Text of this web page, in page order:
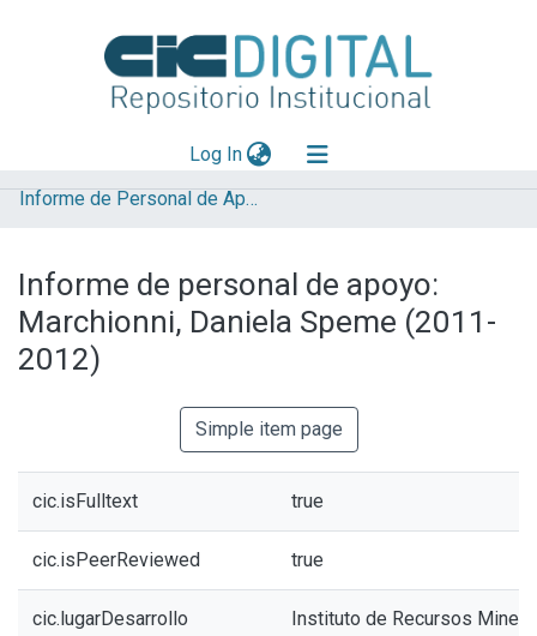
Log In(current)
Explorar
Aportar material
Statistics
Informe de Personal de Apoyo
Informe de personal de apoyo:
Marchionni, Daniela Speme (2011-
2012)
Simple item page
cic.isFulltext true
cic.isPeerReviewed true
cic.lugarDesarrollo Instituto de Recursos